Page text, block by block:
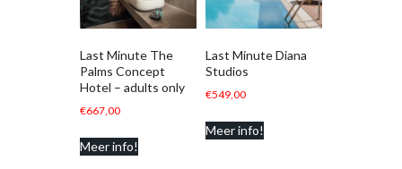
Last Minute The
Palms Concept
Hotel – adults only
€667,00
Meer info!
Last Minute Diana
Studios
€549,00
Meer info!